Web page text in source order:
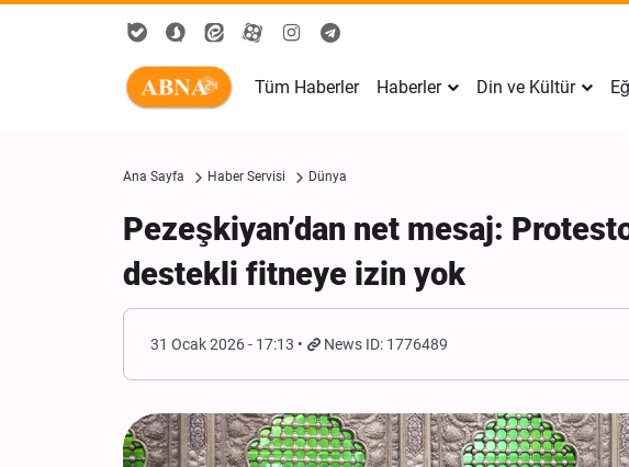
Tüm Haberler Haberler Din ve Kültür
Ana Sayfa Haber Servisi Dünya
Pezeşkiyan’dan net mesaj:
destekli fitneye izin yok
31 Ocak 2026 - 17:13 News ID: 1776489